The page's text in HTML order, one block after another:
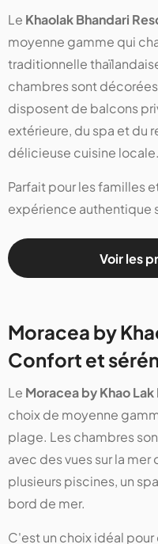
Le Khaolak Bhandari
moyenne gamme qui
traditionnelle
chambres sont
disposent de balcons
extérieure, du spa et du
délicieuse cuisine locale.
Parfait pour les familles
expérience authentique
Voir les
Moracea by
Confort et
Le Moracea by Khao Lak
choix de moyenne
plage. Les chambres
avec des vues sur la
plusieurs piscines, un
bord de mer.
C'est un choix idéal